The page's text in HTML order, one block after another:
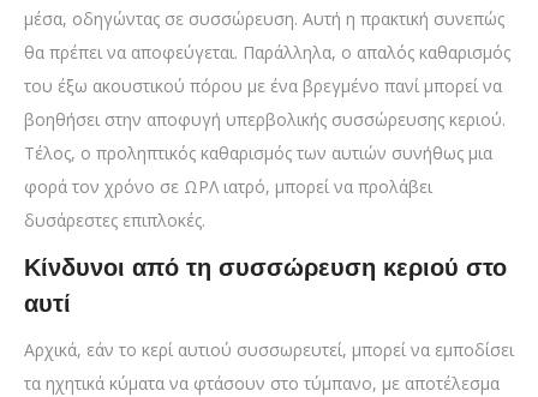
μέσα, οδηγώντας σε συσσώρευση. Αυτή η πρακτική συνεπώς
θα πρέπει να αποφεύγεται. Παράλληλα, ο απαλός καθαρισμός
του έξω ακουστικού πόρου με ένα βρεγμένο πανί μπορεί να
βοηθήσει στην αποφυγή υπερβολικής συσσώρευσης κεριού.
Τέλος, ο προληπτικός καθαρισμός των αυτιών συνήθως μια
φορά τον χρόνο σε ΩΡΛ ιατρό, μπορεί να προλάβει
δυσάρεστες επιπλοκές.
Κίνδυνοι από τη συσσώρευση κεριού στο
αυτί
Αρχικά, εάν το κερί αυτιού συσσωρευτεί, μπορεί να εμποδίσει
τα ηχητικά κύματα να φτάσουν στο τύμπανο, με αποτέλεσμα